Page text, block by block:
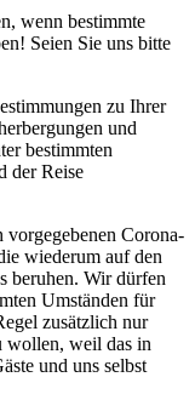
wenn bestimmte
Seien Sie uns bitte
zu Ihrer
und
bestimmten
der Reise
vorgegebenen Corona-
wiederum auf den
beruhen. Wir dürfen
Umständen für
zusätzlich nur
wollen, weil das in
und uns selbst